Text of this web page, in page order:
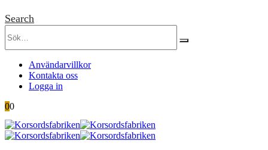
Search
Användarvillkor
Kontakta oss
Logga in
00